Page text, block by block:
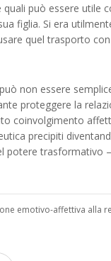
può essere utile
figlia. Si era
quel trasporto
non essere
proteggere la
coinvolgimento
precipiti
potere trasformativo
emotivo-affettiva alla